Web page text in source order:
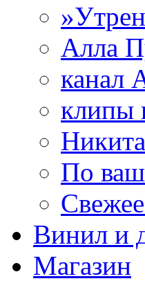
Алла
канал
По
Винил и
Магазин